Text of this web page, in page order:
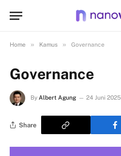
Home » Kamus » Governance
Governance
By Albert Agung 24 Juni 2025
Share